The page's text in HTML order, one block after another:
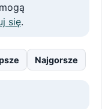
się.
Najgorsze